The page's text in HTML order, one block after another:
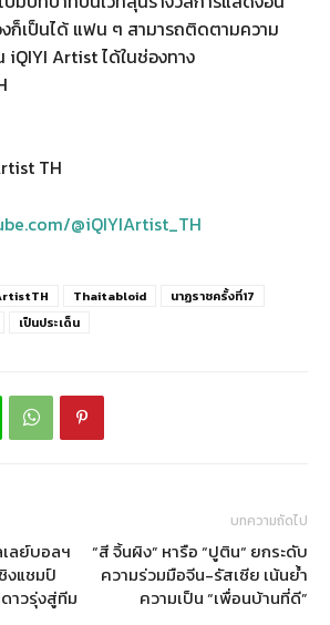
ก็เป็นได้ แฟน ๆ สามารถติดตามความ
iQIYI Artist ได้ในช่องทาง
TH
@iQIYIArtist_TH
Thaitabloid
นาฏราชครั้งที่17
เป็นประเด็น
ลย์บอลฯ
งแชมป์
าวรุ่งสู่ทีม
บทความถัดไป
“สี จิ้นผิง” หารือ “ปูติน“ ยกระดับ
ความร่วมมือจีน-รัสเซีย เน้นย้ำ
ความเป็น “เพื่อนบ้านที่ดี”